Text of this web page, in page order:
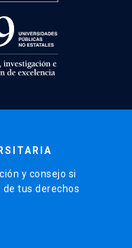
y consejo si
tus derechos